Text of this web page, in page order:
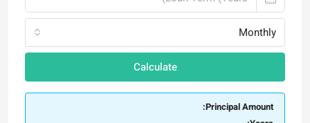
Monthly
Calculate
Principal Amount: